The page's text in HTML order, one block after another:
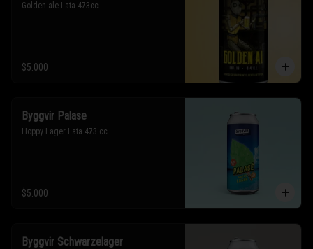
Golden ale Lata 473cc
$5.000
Byggvir Palase
Hoppy Lager Lata 473 cc
$5.000
Byggvir Schwarzelager